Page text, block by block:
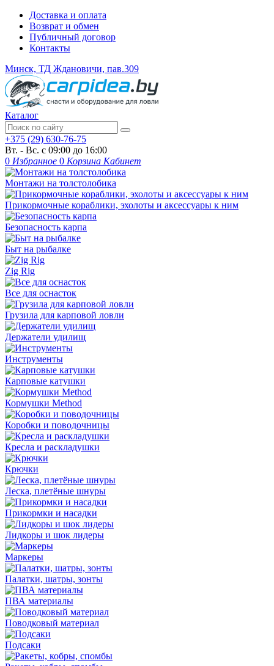
Доставка и оплата
Возврат и обмен
Публичный договор
Контакты
Минск, ТД Ждановичи, пав.309
Каталог
+375 (29) 630-76-75
Вт. - Вс. с 09:00 до 16:00
0 Избранное 0 Корзина Кабинет
Монтажи на толстолобика
Прикормочные кораблики, эхолоты и аксессуары к ним
Безопасность карпа
Быт на рыбалке
Zig Rig
Все для оснасток
Грузила для карповой ловли
Держатели удилищ
Инструменты
Карповые катушки
Кормушки Method
Коробки и поводочницы
Кресла и раскладушки
Крючки
Леска, плетёные шнуры
Прикормки и насадки
Лидкоры и шок лидеры
Маркеры
Палатки, шатры, зонты
ПВА материалы
Поводковый материал
Подсаки